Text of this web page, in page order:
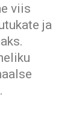
viis
ja